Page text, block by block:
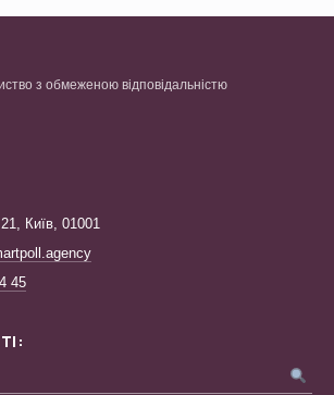
з обмеженою відповідальністю
Київ, 01001
45